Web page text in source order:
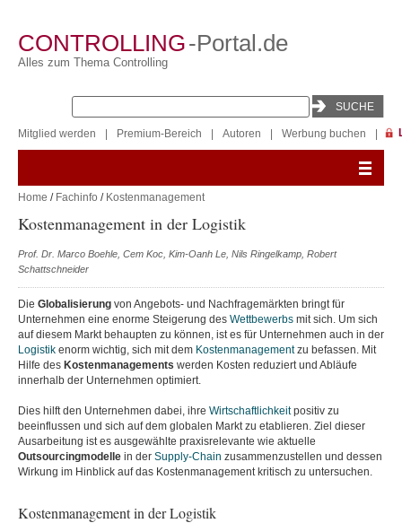
CONTROLLING-Portal.de
Alles zum Thema Controlling
Mitglied werden Premium-Bereich Autoren Werbung buchen
Home / Fachinfo / Kostenmanagement
Kostenmanagement in der Logistik
Prof. Dr. Marco Boehle, Cem Koc, Kim-Oanh Le, Nils Ringelkamp, Robert
Schattschneider
Die Globalisierung von Angebots- und Nachfragemärkten bringt für
Unternehmen eine enorme Steigerung des Wettbewerbs mit sich. Um sich
auf diesem Markt behaupten zu können, ist es für Unternehmen auch in der
Logistik enorm wichtig, sich mit dem Kostenmanagementzu befassen. Mit
Hilfe des Kostenmanagements werden Kosten reduziert und Abläufe
innerhalb der Unternehmen optimiert.
Dies hilft den Unternehmen dabei, ihre Wirtschaftlichkeitpositiv zu
beeinflussen und sich auf dem globalen Markt zu etablieren. Ziel dieser
Ausarbeitung ist es ausgewählte praxisrelevante wie aktuelle
Outsourcingmodelle in der Supply-Chain zusammenzustellen und dessen
Wirkung im Hinblick auf das Kostenmanagement kritisch zu untersuchen.
Kostenmanagement in der Logistik